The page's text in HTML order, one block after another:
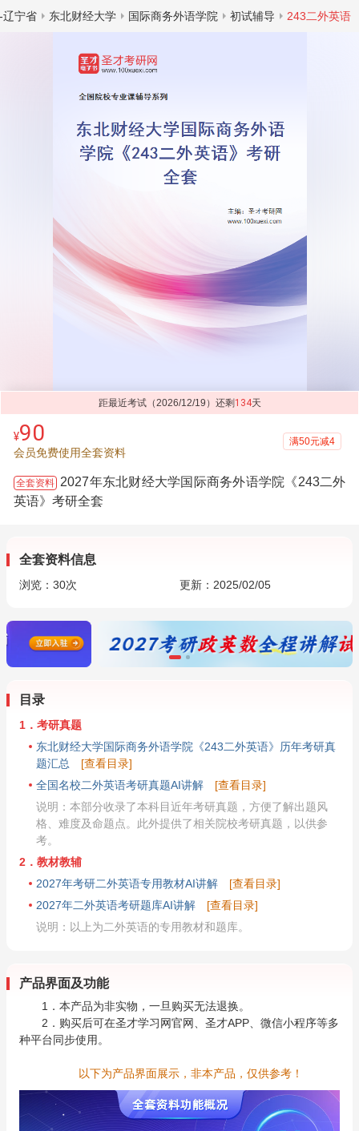
辽宁省 东北财经大学 国际商务外语学院 初试辅导 243二外英语
距最近考试（2026/12/19）还剩 134天
¥90
会员免费使用全套资料
满50元减4
全套资料 2027年东北财经大学国际商务外语学院《243二外
英语》考研全套
全套资料信息
浏览： 30次 更新：2025/02/05
目录
1．考研真题
东北财经大学国际商务外语学院《243二外英语》历年考研真
题汇总
[查看目录]
全国名校二外英语考研真题AI讲解
[查看目录]
说明：本部分收录了本科目近年考研真题，方便了解出题风
格、难度及命题点。此外提供了相关院校考研真题，以供参
考。
2．教材教辅
2027年考研二外英语专用教材AI讲解
[查看目录]
2027年二外英语考研题库AI讲解
[查看目录]
说明：以上为二外英语的专用教材和题库。
产品界面及功能
1．本产品为非实物，一旦购买无法退换。
2．购买后可在圣才学习网官网、圣才APP、微信小程序等多
种平台同步使用。
以下为产品界面展示，非本产品，仅供参考！